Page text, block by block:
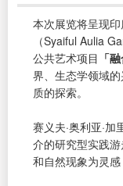
本次展览将呈现
（Syaiful Aulia
公共艺术项目 「
界、生态学领域
质的探索。
赛义夫·奥利亚·
介的研究型实践
和自然现象为灵感